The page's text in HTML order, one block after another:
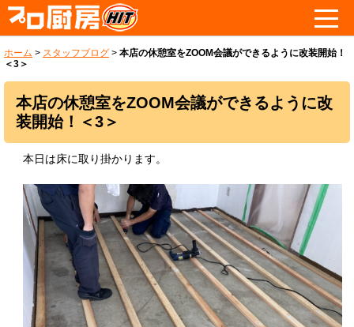
ホーム > スタッフブログ > 本店の休憩室をZOOM会議ができるように改装開始！
＜3＞
本店の休憩室をZOOM会議ができるように改
装開始！＜3＞
本日は床に取り掛かります。